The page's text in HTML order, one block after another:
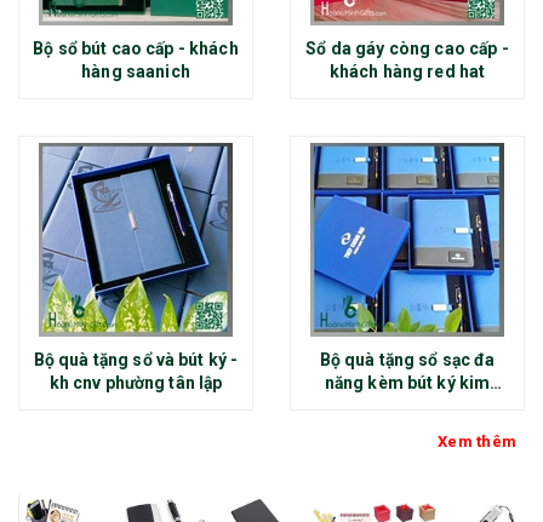
Bộ sổ bút cao cấp - khách
hàng saanich
Sổ da gáy còng cao cấp -
khách hàng red hat
Bộ quà tặng sổ và bút ký -
kh cnv phường tân lập
Bộ quà tặng sổ sạc đa
năng kèm bút ký kim
Xem thêm